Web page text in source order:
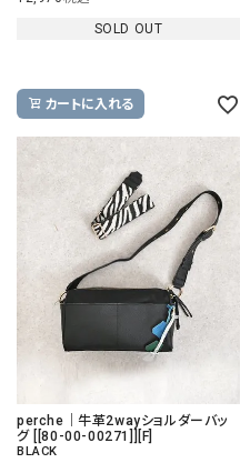
SOLD OUT
カートに入れる
perche｜牛革2wayショルダーバッ
グ [[80-00-00271]][F]
BLACK